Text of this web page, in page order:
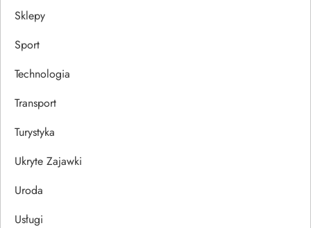
Sklepy
Sport
Technologia
Transport
Turystyka
Ukryte Zajawki
Uroda
Usługi